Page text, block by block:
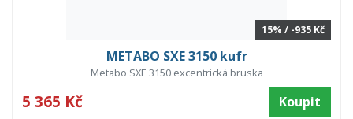
15% / -935 Kč
METABO SXE 3150 kufr
Metabo SXE 3150 excentrická bruska
5 365 Kč Koupit